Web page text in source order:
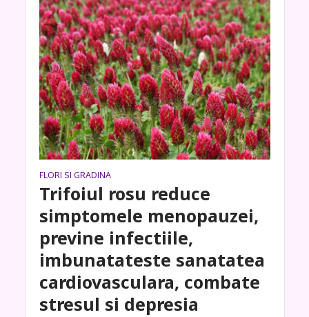
FLORI SI GRADINA
Trifoiul rosu reduce
simptomele menopauzei,
previne infectiile,
imbunatateste sanatatea
cardiovasculara, combate
stresul si depresia